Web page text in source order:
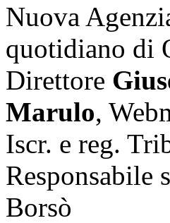
Nuova
quotidiano di
Direttore
Marulo,
Iscr. e reg.
Responsabile
Borsò